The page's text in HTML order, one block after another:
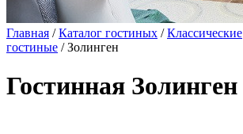
Главная /Каталог гостиных /Классические
гостиные / Золинген
Гостинная Золинген